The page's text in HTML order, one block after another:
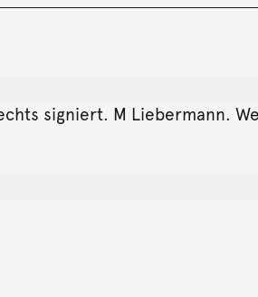
signiert. M Liebermann.